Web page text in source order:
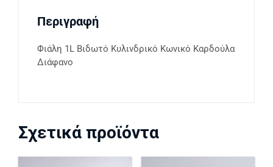
Περιγραφή
Φιάλη 1L Βιδωτό Κυλινδρικό Κωνικό Καρδούλα
Διάφανο
Σχετικά προϊόντα